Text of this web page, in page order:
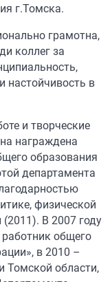
г.Томска.
грамотна,
коллег за
настойчивость в
и творческие
награждена
образования
департамента
физической
(2011). В 2007 году
общего
в 2010 –
Томской области,